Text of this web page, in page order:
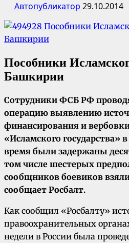
Автопубликатор 29.10.2014
Пособники
Башкирии
Сотрудники ФСБ РФ
операцию выявлению
финансирования и
«Исламского государства»
время были задержаны
том числе шестерых
сообщников боевиков
сообщает Росбалт.
Как сообщил «Росбалту»
правоохранительных
недели в России была